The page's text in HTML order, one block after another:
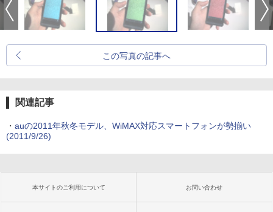
この写真の記事へ
関連記事
・ auの2011年秋冬モデル、WiMAX対応スマートフォンが勢揃い
(2011/9/26)
本サイトのご利用について お問い合わせ